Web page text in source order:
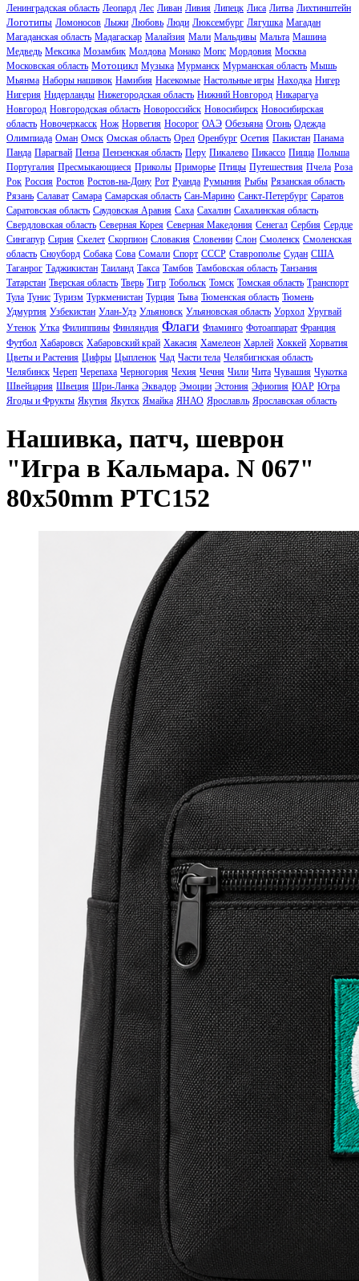
Ленинградская область Леопард Лес Ливан Ливия Липецк Лиса Литва Лихтинштейн
Логотипы Ломоносов Лыжи Любовь Люди Люксембург Лягушка Магадан
Магаданская область Мадагаскар Малайзия Мали Мальдивы Мальта Машина
Медведь Мексика Мозамбик Молдова Монако Мопс Мордовия Москва
Московская область Мотоцикл Музыка Мурманск Мурманская область Мышь
Мьянма Наборы нашивок Намибия Насекомые Настольные игры Находка Нигер
Нигерия Нидерланды Нижегородская область Нижний Новгород Никарагуа
Новгород Новгородская область Новороссийск Новосибирск Новосибирская
область Новочеркасск Нож Норвегия Носорог ОАЭ Обезьяна Огонь Одежда
Олимпиада Оман Омск Омская область Орел Оренбург Осетия Пакистан Панама
Панда Парагвай Пенза Пензенская область Перу Пикалево Пикассо Пицца Польша
Португалия Пресмыкающиеся Приколы Приморье Птицы Путешествия Пчела Роза
Рок Россия Ростов Ростов-на-Дону Рот Руанда Румыния Рыбы Рязанская область
Рязань Салават Самара Самарская область Сан-Марино Санкт-Петербург Саратов
Саратовская область Саудовская Аравия Саха Сахалин Сахалинская область
Свердловская область Северная Корея Северная Македония Сенегал Сербия Сердце
Сингапур Сирия Скелет Скорпион Словакия Словении Слон Смоленск Смоленская
область Сноуборд Собака Сова Сомали Спорт СССР Ставрополье Судан США
Таганрог Таджикистан Таиланд Такса Тамбов Тамбовская область Танзания
Татарстан Тверская область Тверь Тигр Тобольск Томск Томская область Транспорт
Тула Тунис Туризм Туркменистан Турция Тыва Тюменская область Тюмень
Удмуртия Узбекистан Улан-Удэ Ульяновск Ульяновская область Уорхол Уругвай
Утенок Утка Филиппины Финляндия Флаги Фламинго Фотоаппарат Франция
Футбол Хабаровск Хабаровский край Хакасия Хамелеон Харлей Хоккей Хорватия
Цветы и Растения Цифры Цыпленок Чад Части тела Челябигнская область
Челябинск Череп Черепаха Черногория Чехия Чечня Чили Чита Чувашия Чукотка
Швейцария Швеция Шри-Ланка Эквадор Эмоции Эстония Эфиопия ЮАР Югра
Ягоды и Фрукты Якутия Якутск Ямайка ЯНАО Ярославль Ярославская область
Нашивка, патч, шеврон
"Игра в Кальмара. N 067"
80x50mm PTC152